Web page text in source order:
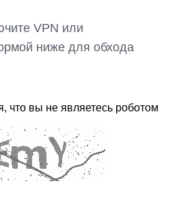
VPN или
ниже для обхода
что вы не являетесь роботом